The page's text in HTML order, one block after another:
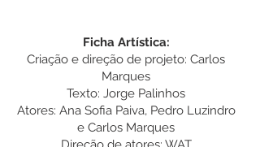
Ficha Artística:
Criação e direção de projeto: Carlos
Marques
Texto: Jorge Palinhos
Atores: Ana Sofia Paiva, Pedro Luzindro
e Carlos Marques